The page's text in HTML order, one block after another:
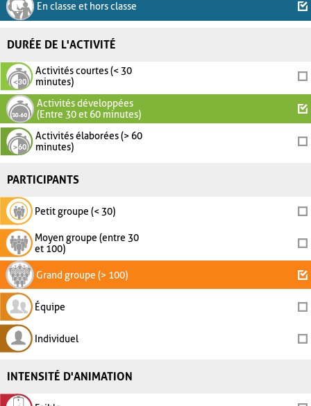
En classe et hors classe
DURÉE DE L'ACTIVITÉ
Activités courtes (< 30
minutes)
Activités développées
(Entre 30 et 60 minutes)
Activités élaborées (> 60
minutes)
PARTICIPANTS
Petit groupe (< 30)
Moyen groupe (entre 30
et 100)
Grand groupe (> 100)
Équipe
Individuel
INTENSITÉ D'ANIMATION